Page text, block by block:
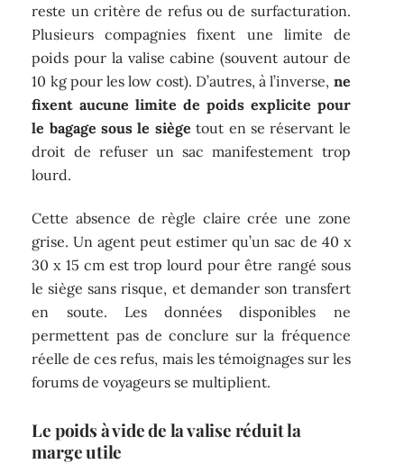
reste un critère de refus ou de surfacturation.
Plusieurs compagnies fixent une limite de
poids pour la valise cabine (souvent autour de
10 kg pour les low cost). D’autres, à l’inverse, ne
fixent aucune limite de poids explicite pour
le bagage sous le siège tout en se réservant le
droit de refuser un sac manifestement trop
lourd.
Cette absence de règle claire crée une zone
grise. Un agent peut estimer qu’un sac de 40 x
30 x 15 cm est trop lourd pour être rangé sous
le siège sans risque, et demander son transfert
en soute. Les données disponibles ne
permettent pas de conclure sur la fréquence
réelle de ces refus, mais les témoignages sur les
forums de voyageurs se multiplient.
Le poids à vide de la valise réduit la
marge utile